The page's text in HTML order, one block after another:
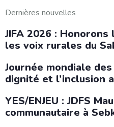
Dernières nouvelles
JIFA 2026 :
les voix rurales du
Journée mondiale
dignité et l’inclusion
YES/ENJEU : JDFS
communautaire à